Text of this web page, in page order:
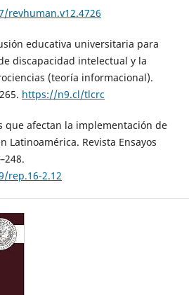
revhuman.v12.4726
educativa universitaria para
discapacidad intelectual y la
(teoría informacional).
https://n9.cl/tlcrc
que afectan la implementación de
Latinoamérica. Revista Ensayos
rep.16-2.12